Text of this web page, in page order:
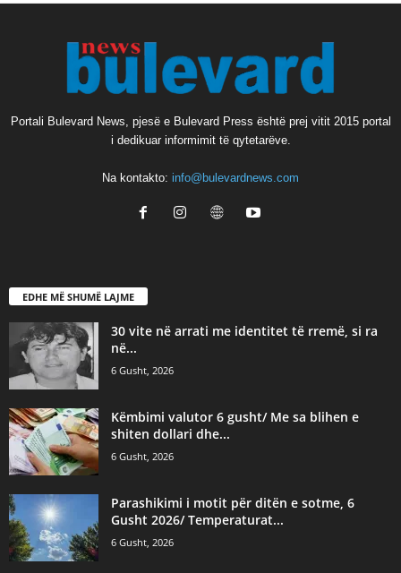
Portali Bulevard News, pjesë e Bulevard Press është prej vitit 2015 portal
i dedikuar informimit të qytetarëve.
Na kontakto: info@bulevardnews.com
EDHE MË SHUMË LAJME
30 vite në arrati me identitet të rremë, si ra
në...
6 Gusht, 2026
Këmbimi valutor 6 gusht/ Me sa blihen e
shiten dollari dhe...
6 Gusht, 2026
Parashikimi i motit për ditën e sotme, 6
Gusht 2026/ Temperaturat...
6 Gusht, 2026